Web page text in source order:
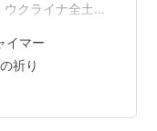
クライナ全土を
けた」——。おそ
どこかに持って
、物事の深層と
なく、往々にして
イマー
祈り